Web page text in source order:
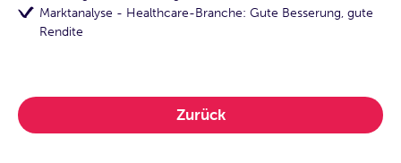
Marktanalyse - Healthcare-Branche: Gute Besserung, gute
Rendite
Zurück